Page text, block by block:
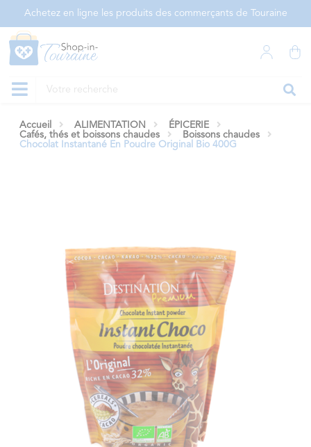
Achetez en ligne les produits des commerçants de Touraine
Accueil ALIMENTATION
ÉPICERIE
Cafés, thés et boissons chaudes
Boissons chaudes
Chocolat Instantané En Poudre Original Bio 400G
Panneau de gestion des cookies